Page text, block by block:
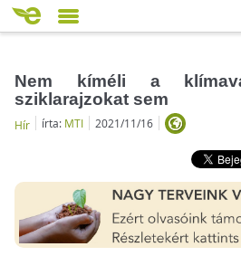
Nem kíméli a
sziklarajzokat sem
Hír írta: MTI 2021/11/16